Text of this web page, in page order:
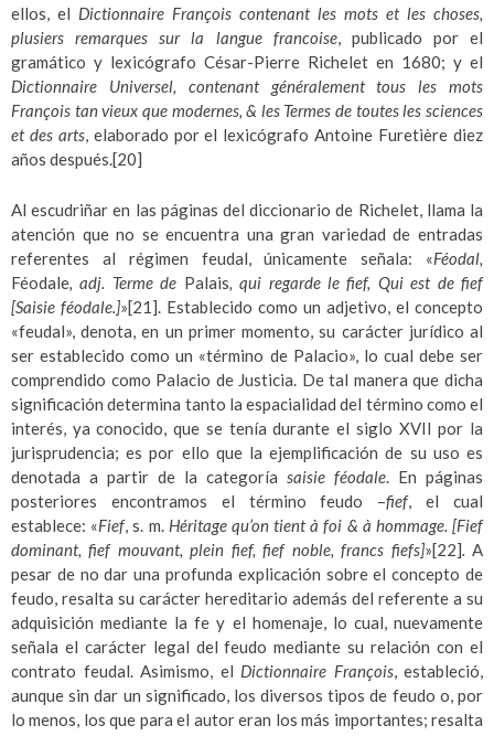
ellos, el Dictionnaire François contenant les mots et les choses,
plusiers remarques sur la langue francoise, publicado por el
gramático y lexicógrafo César-Pierre Richelet en 1680; y el
Dictionnaire Universel, contenant généralement tous les mots
François tan vieux que modernes, & les Termes de toutes les sciences
et des arts, elaborado por el lexicógrafo Antoine Furetière diez
años después.[20]
Al escudriñar en las páginas del diccionario de Richelet, llama la
atención que no se encuentra una gran variedad de entradas
referentes al régimen feudal, únicamente señala: «Féodal,
Féodale, adj. Terme de Palais, qui regarde le fief, Qui est de fief
[Saisie féodale.]»[21]. Establecido como un adjetivo, el concepto
«feudal», denota, en un primer momento, su carácter jurídico al
ser establecido como un «término de Palacio», lo cual debe ser
comprendido como Palacio de Justicia. De tal manera que dicha
significación determina tanto la espacialidad del término como el
interés, ya conocido, que se tenía durante el siglo XVII por la
jurisprudencia; es por ello que la ejemplificación de su uso es
denotada a partir de la categoría saisie féodale. En páginas
posteriores encontramos el término feudo ­–fief, el cual
establece: «Fief, s. m.Héritage qu’on tient à foi & à hommage. [Fief
dominant, fief mouvant, plein fief, fief noble, francs fiefs]»[22].A
pesar de no dar una profunda explicación sobre el concepto de
feudo, resalta su carácter hereditario además del referente a su
adquisición mediante la fe y el homenaje, lo cual, nuevamente
señala el carácter legal del feudo mediante su relación con el
contrato feudal. Asimismo, el Dictionnaire François, estableció,
aunque sin dar un significado, los diversos tipos de feudo o, por
lo menos, los que para el autor eran los más importantes; resalta